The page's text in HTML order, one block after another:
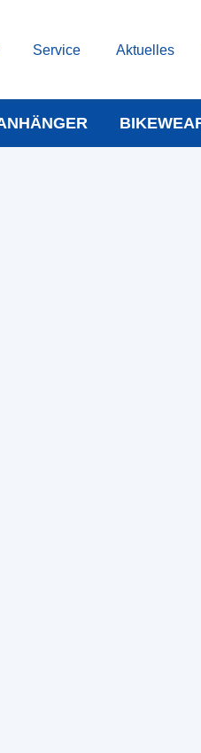
Service Aktuelles